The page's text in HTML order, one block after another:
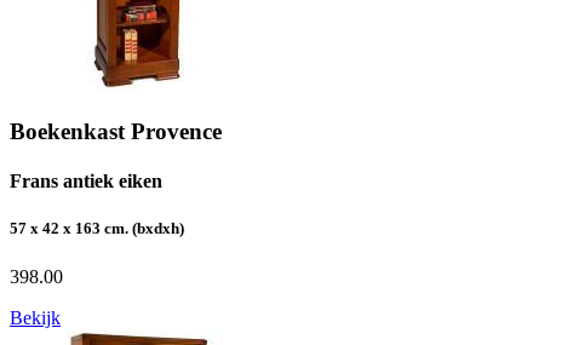
Boekenkast Provence
Frans antiek eiken
57 x 42 x 163 cm. (bxdxh)
398.00
Bekijk